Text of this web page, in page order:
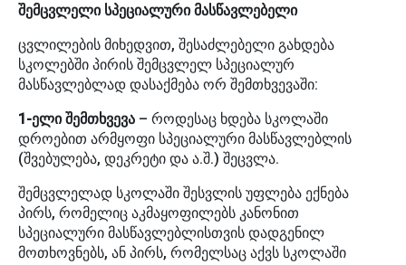
შემცვლელი სპეციალური მასწავლებელი
ცვლილების მიხედვით, შესაძლებელი გახდება
სკოლებში პირის შემცვლელ სპეციალურ
მასწავლებლად დასაქმება ორ შემთხვევაში:
1-ელი შემთხვევა – როდესაც ხდება სკოლაში
დროებით არმყოფი სპეციალური მასწავლებლის
(შვებულება, დეკრეტი და ა.შ.) შეცვლა.
შემცვლელად სკოლაში შესვლის უფლება ექნება
პირს, რომელიც აკმაყოფილებს კანონით
სპეციალური მასწავლებლისთვის დადგენილ
მოთხოვნებს, ან პირს, რომელსაც აქვს სკოლაში